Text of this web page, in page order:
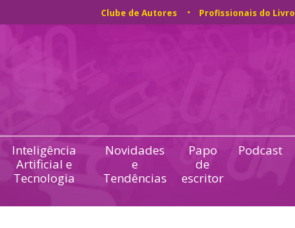
Clube de Autores Profissionais do Livro
Inteligência
Artificial e
Tecnologia
Novidades
e
Tendências
Papo
de
escritor
Podcast